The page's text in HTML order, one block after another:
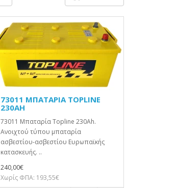
73011 ΜΠΑΤΑΡΙΑ TOPLINE
230AH
73011 Μπαταρία Topline 230Ah.
Ανοιχτού τύπου μπαταρία
ασβεστίου-ασβεστίου Ευρωπαϊκής
κατασκευής. ..
240,00€
Χωρίς ΦΠΑ: 193,55€